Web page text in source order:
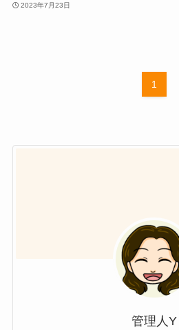
2023年7月23日
1
管理人Y